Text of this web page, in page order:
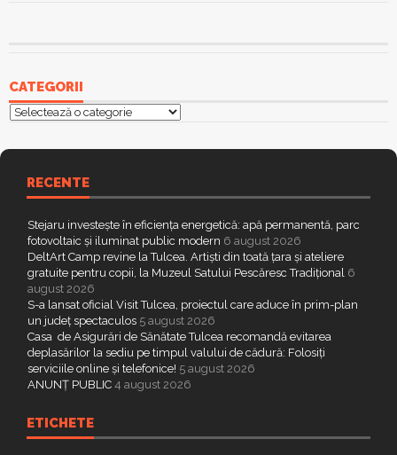
CATEGORII
Categorii
RECENTE
Stejaru investește în eficiența energetică: apă permanentă, parc
fotovoltaic și iluminat public modern 6 august 2026
DeltArt Camp revine la Tulcea. Artiști din toată țara și ateliere
gratuite pentru copii, la Muzeul Satului Pescăresc Tradițional 6
august 2026
S-a lansat oficial Visit Tulcea, proiectul care aduce în prim-plan
un județ spectaculos 5 august 2026
Casa de Asigurări de Sănătate Tulcea recomandă evitarea
deplasărilor la sediu pe timpul valului de cădură: Folosiți
serviciile online și telefonice! 5 august 2026
ANUNȚ PUBLIC 4 august 2026
ETICHETE